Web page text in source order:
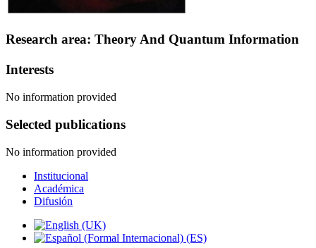
Research area: Theory And Quantum Information
Interests
No information provided
Selected publications
No information provided
Institucional
Académica
Difusión